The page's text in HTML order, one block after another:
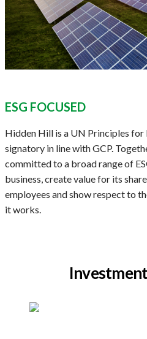
ESG FOCUSED
Hidden Hill is a UN Principles for
signatory in line with GCP.
committed to a broad range of
business, create value for its
employees and show respect to
it works.